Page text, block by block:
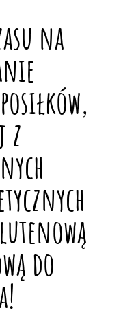
na
z
do